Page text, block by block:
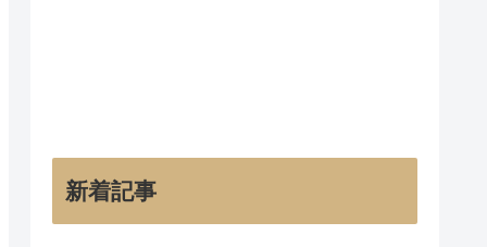
新着記事